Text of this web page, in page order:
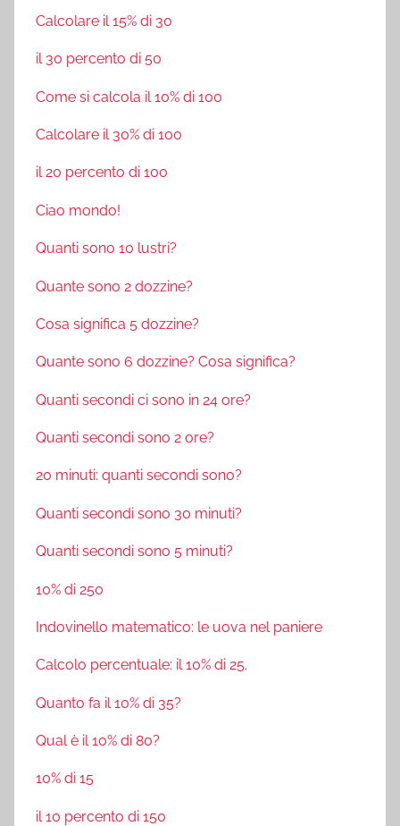
Calcolare il 15% di 30
il 30 percento di 50
Come si calcola il 10% di 100
Calcolare il 30% di 100
il 20 percento di 100
Ciao mondo!
Quanti sono 10 lustri?
Quante sono 2 dozzine?
Cosa significa 5 dozzine?
Quante sono 6 dozzine? Cosa significa?
Quanti secondi ci sono in 24 ore?
Quanti secondi sono 2 ore?
20 minuti: quanti secondi sono?
Quanti secondi sono 30 minuti?
Quanti secondi sono 5 minuti?
10% di 250
Indovinello matematico: le uova nel paniere
Calcolo percentuale: il 10% di 25.
Quanto fa il 10% di 35?
Qual è il 10% di 80?
10% di 15
il 10 percento di 150